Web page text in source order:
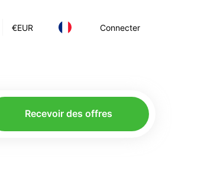
€EUR Connecter
Recevoir des offres